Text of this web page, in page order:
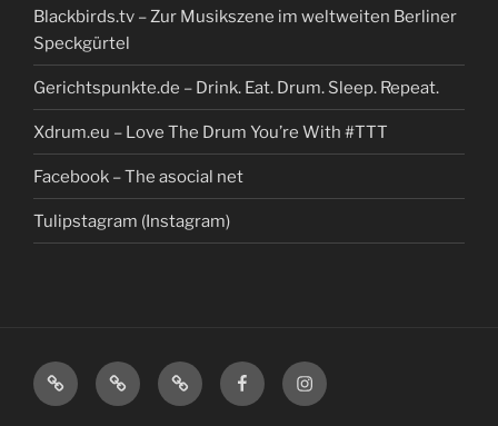
Blackbirds.tv – Zur Musikszene im weltweiten Berliner
Speckgürtel
Gerichtspunkte.de – Drink. Eat. Drum. Sleep. Repeat.
Xdrum.eu – Love The Drum You’re With #TTT
Facebook – The asocial net
Tulipstagram (Instagram)
Blackbirds.tv
–
Gerichtspunkte.de
–
Xdrum.eu
–
Facebook
–
Tulipstagram
(Instagram)